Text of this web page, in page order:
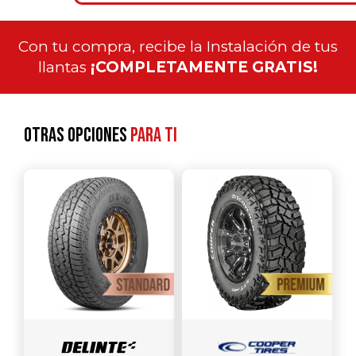
Con tu compra, recibe la Instalación de tus
llantas ¡COMPLETAMENTE GRATIS!
Otras opcionespara ti